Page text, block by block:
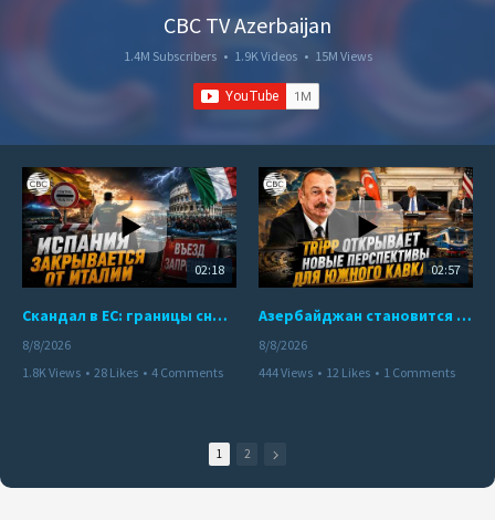
CBC TV Azerbaijan
1.4M Subscribers • 1.9K Videos • 15M Views
02:18
Скандал в ЕС: границы снова под контролем
8/8/2026
1.8K Views • 28 Likes • 4 Comments
02:57
Азербайджан становится мостом между Востоком и Западом
8/8/2026
444 Views • 12 Likes • 1 Comments
1 2